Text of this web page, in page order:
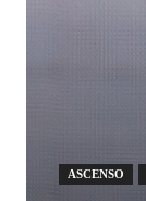
ASCENSO